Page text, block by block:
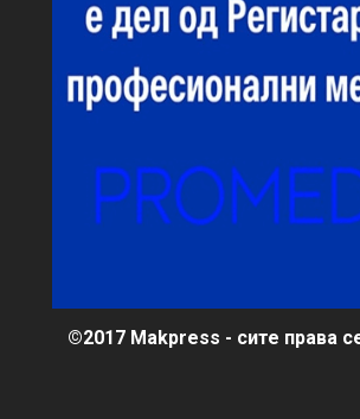
©2017 Makpress - сите права